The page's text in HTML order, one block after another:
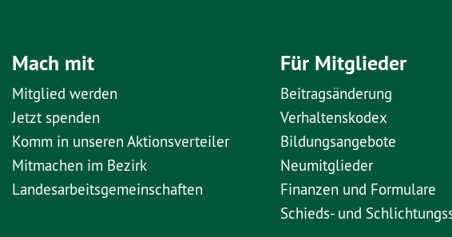
Mach mit
Mitglied werden
Jetzt spenden
Komm in unseren Aktionsverteiler
Mitmachen im Bezirk
Landesarbeitsgemeinschaften
Für Mitglieder
Beitragsänderung
Verhaltenskodex
Bildungsangebote
Neumitglieder
Finanzen und Formulare
Schieds- und